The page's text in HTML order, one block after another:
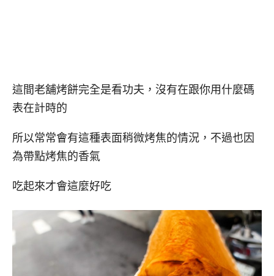
這間老舖烤餅完全是看功夫，沒有在跟你用什麼碼
表在計時的
所以常常會有這種表面稍微烤焦的情況，不過也因
為帶點烤焦的香氣
吃起來才會這麼好吃